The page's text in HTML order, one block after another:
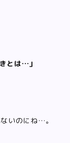
とは…」
いのにね…。